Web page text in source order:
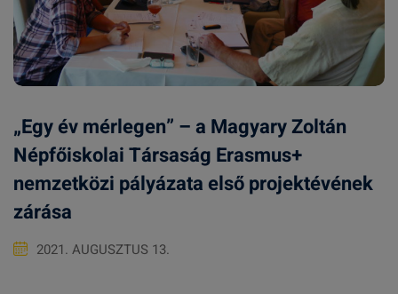
„Egy év mérlegen” – a Magyary Zoltán
Népfőiskolai Társaság Erasmus+
nemzetközi pályázata első projektévének
zárása
2021. AUGUSZTUS 13.